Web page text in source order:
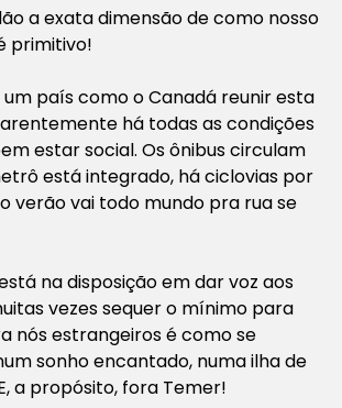
a exata dimensão de como nosso
primitivo!
país como o Canadá reunir esta
há todas as condições
estar social. Os ônibus circulam
está integrado, há ciclovias por
verão vai todo mundo pra rua se
na disposição em dar voz aos
vezes sequer o mínimo para
nós estrangeiros é como se
sonho encantado, numa ilha de
a propósito, fora Temer!